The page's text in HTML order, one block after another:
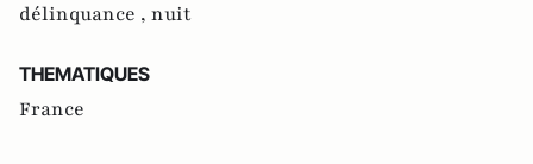
délinquance , nuit
THEMATIQUES
France